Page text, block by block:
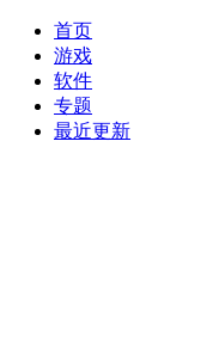
首页
游戏
软件
专题
最近更新